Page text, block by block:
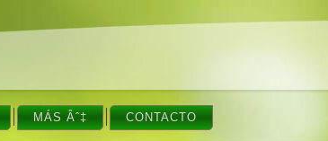
MÁS Âˆ‡ CONTACTO